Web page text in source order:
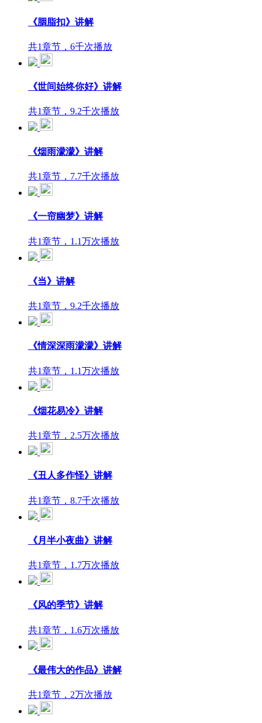
《胭脂扣》讲解
共1章节，6千次播放
《世间始终你好》讲解
共1章节，9.2千次播放
《烟雨濛濛》讲解
共1章节，7.7千次播放
《一帘幽梦》讲解
共1章节，1.1万次播放
《当》讲解
共1章节，9.2千次播放
《情深深雨濛濛》讲解
共1章节，1.1万次播放
《烟花易冷》讲解
共1章节，2.5万次播放
《丑人多作怪》讲解
共1章节，8.7千次播放
《月半小夜曲》讲解
共1章节，1.7万次播放
《风的季节》讲解
共1章节，1.6万次播放
《最伟大的作品》讲解
共1章节，2万次播放